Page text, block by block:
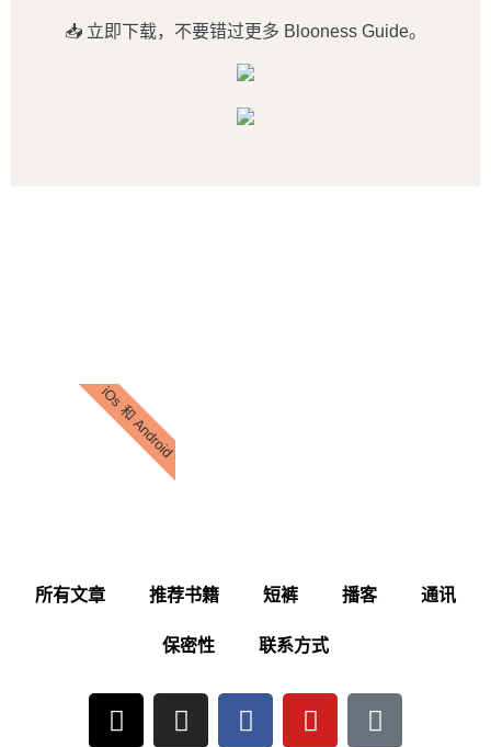
📥 立即下载，不要错过更多 Blooness Guide。
iOs 和 Android
所有文章 推荐书籍 短裤 播客 通讯
保密性 联系方式